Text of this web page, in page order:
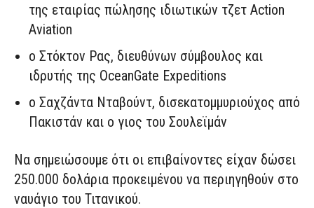
της εταιρίας πώλησης ιδιωτικών τζετ Action
Aviation
o Στόκτον Ρας, διευθύνων σύμβουλος και
ιδρυτής της OceanGate Expeditions
o Σαχζάντα Νταβούντ, δισεκατομμυριούχος από
Πακιστάν και ο γιος του Σουλεϊμάν
Να σημειώσουμε ότι οι επιβαίνοντες είχαν δώσει
250.000 δολάρια προκειμένου να περιηγηθούν στο
ναυάγιο του Τιτανικού.